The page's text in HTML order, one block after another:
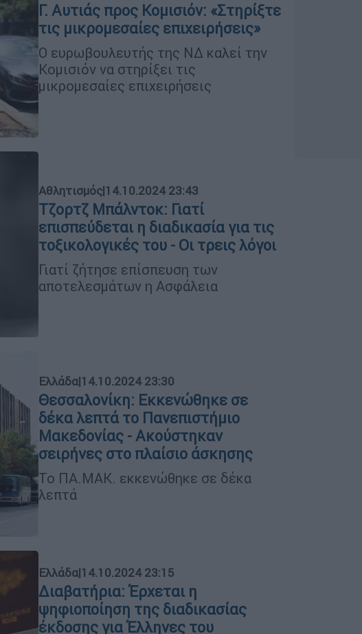
Γ. Αυτιάς προς Κομισιόν: «Στηρίξτε
τις μικρομεσαίες επιχειρήσεις»
Ο ευρωβουλευτής της ΝΔ καλεί την
Κομισιόν να στηρίξει τις
μικρομεσαίες επιχειρήσεις
Αθλητισμός|14.10.2024 23:43
Τζορτζ Μπάλντοκ: Γιατί
επισπεύδεται η διαδικασία για τις
τοξικολογικές του - Οι τρεις λόγοι
Γιατί ζήτησε επίσπευση των
αποτελεσμάτων η Ασφάλεια
Ελλάδα|14.10.2024 23:30
Θεσσαλονίκη: Εκκενώθηκε σε
δέκα λεπτά το Πανεπιστήμιο
Μακεδονίας - Ακούστηκαν
σειρήνες στο πλαίσιο άσκησης
Το ΠΑ.ΜΑΚ. εκκενώθηκε σε δέκα
λεπτά
Ελλάδα|14.10.2024 23:15
Διαβατήρια: Έρχεται η
ψηφιοποίηση της διαδικασίας
έκδοσης για Έλληνες του